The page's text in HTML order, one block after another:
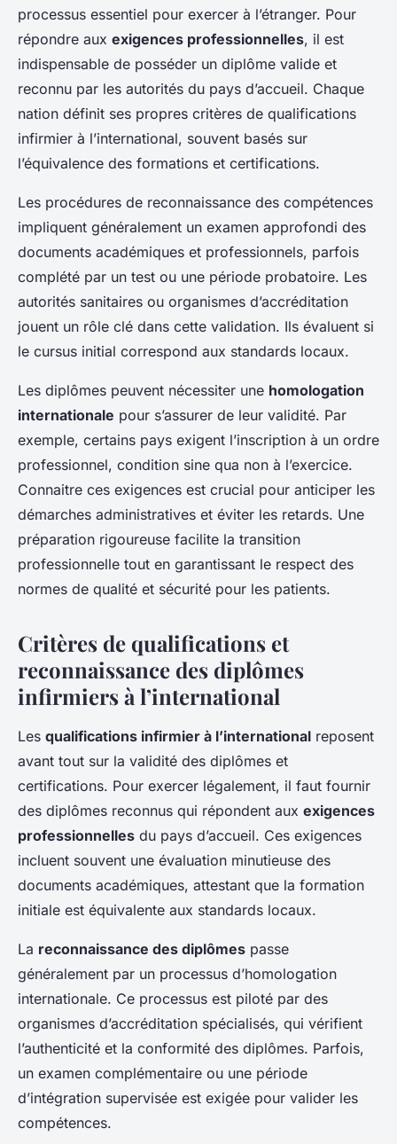
processus essentiel pour exercer à l’étranger. Pour
répondre aux exigences professionnelles, il est
indispensable de posséder un diplôme valide et
reconnu par les autorités du pays d’accueil. Chaque
nation définit ses propres critères de qualifications
infirmier à l’international, souvent basés sur
l’équivalence des formations et certifications.
Les procédures de reconnaissance des compétences
impliquent généralement un examen approfondi des
documents académiques et professionnels, parfois
complété par un test ou une période probatoire. Les
autorités sanitaires ou organismes d’accréditation
jouent un rôle clé dans cette validation. Ils évaluent si
le cursus initial correspond aux standards locaux.
Les diplômes peuvent nécessiter une homologation
internationale pour s’assurer de leur validité. Par
exemple, certains pays exigent l’inscription à un ordre
professionnel, condition sine qua non à l’exercice.
Connaitre ces exigences est crucial pour anticiper les
démarches administratives et éviter les retards. Une
préparation rigoureuse facilite la transition
professionnelle tout en garantissant le respect des
normes de qualité et sécurité pour les patients.
Critères de qualifications et
reconnaissance des diplômes
infirmiers à l’international
Les qualifications infirmier à l’international reposent
avant tout sur la validité des diplômes et
certifications. Pour exercer légalement, il faut fournir
des diplômes reconnus qui répondent aux exigences
professionnelles du pays d’accueil. Ces exigences
incluent souvent une évaluation minutieuse des
documents académiques, attestant que la formation
initiale est équivalente aux standards locaux.
La reconnaissance des diplômes passe
généralement par un processus d’homologation
internationale. Ce processus est piloté par des
organismes d’accréditation spécialisés, qui vérifient
l’authenticité et la conformité des diplômes. Parfois,
un examen complémentaire ou une période
d’intégration supervisée est exigée pour valider les
compétences.